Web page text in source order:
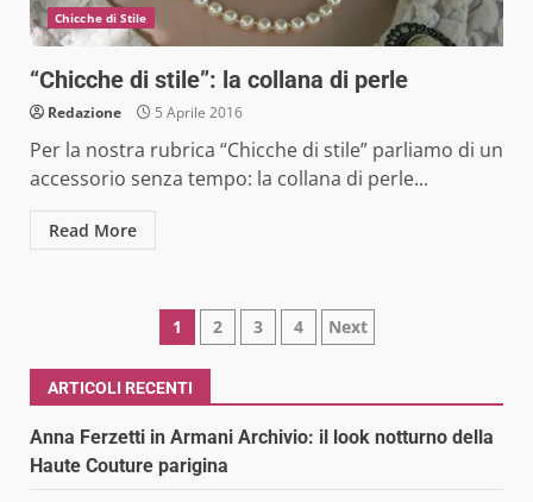
Chicche di Stile
“Chicche di stile”: la collana di perle
Redazione 5 Aprile 2016
Per la nostra rubrica “Chicche di stile” parliamo di un
accessorio senza tempo: la collana di perle...
Read More
Paginazione
degli
articoli
1 2 3 4 Next
ARTICOLI RECENTI
Anna Ferzetti in Armani Archivio: il look notturno della
Haute Couture parigina